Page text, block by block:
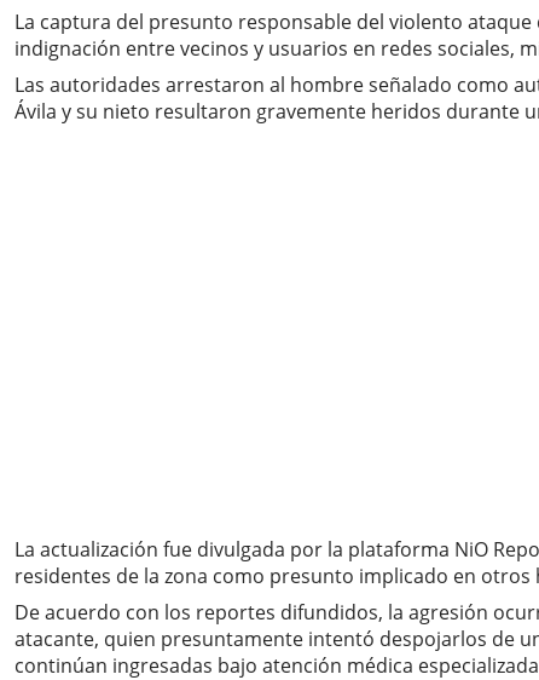
La captura del presunto responsable del violento
indignación entre vecinos y usuarios en redes sociales,
Las autoridades arrestaron al hombre señalado como
Ávila y su nieto resultaron gravemente heridos durante
La actualización fue divulgada por la plataforma NiO
residentes de la zona como presunto implicado en otros
De acuerdo con los reportes difundidos, la agresión
atacante, quien presuntamente intentó despojarlos de
continúan ingresadas bajo atención médica